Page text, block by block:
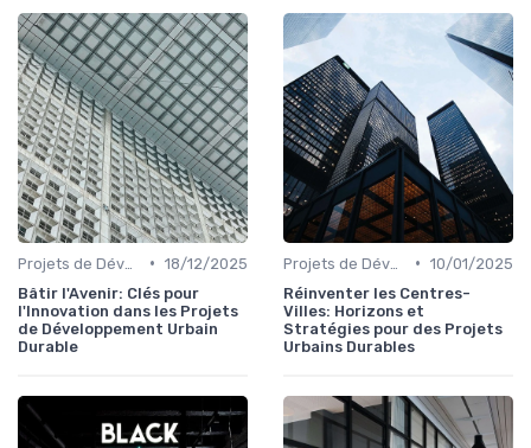
• 18/12/2025
Bâtir l'Avenir: Clés pour
l'Innovation dans les Projets
de Développement Urbain
Durable
• 10/01/2025
Réinventer les Centres-
Villes: Horizons et
Stratégies pour des Projets
Urbains Durables